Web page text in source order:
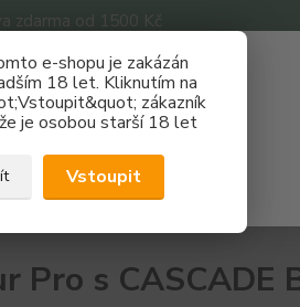
zdarma od 1500 Kč
e-shopu je zakázán
18 let. Kliknutím na
zákazník
je osobou starší 18 let
Vstoupit
Hledat
Pro s CASCADE
slevu 3%
nakupuj se slevou právě teď!
FORMULÁŘ
Zavřít